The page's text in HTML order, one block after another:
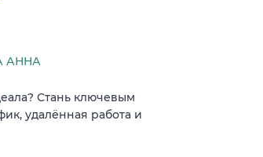
АННА
Стань ключевым
удалённая работа и